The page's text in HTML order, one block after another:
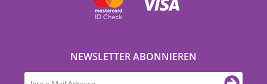
NEWSLETTER ABONNIEREN